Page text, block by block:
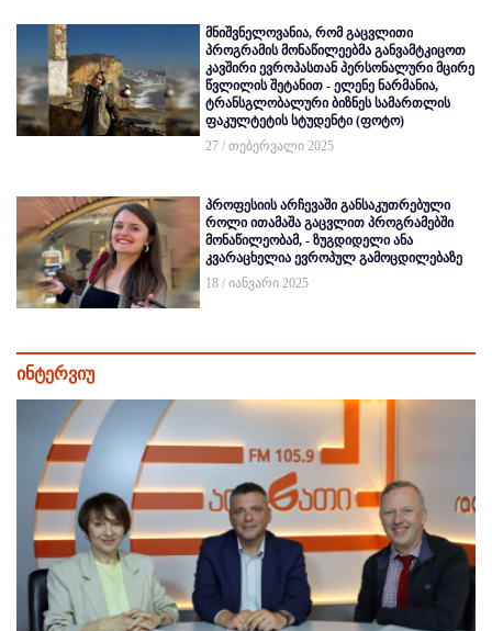
მნიშვნელოვანია, რომ გაცვლითი
პროგრამის მონაწილეებმა განვამტკიცოთ
კავშირი ევროპასთან პერსონალური მცირე
წვლილის შეტანით - ელენე ნარმანია,
ტრანსგლობალური ბიზნეს სამართლის
ფაკულტეტის სტუდენტი (ფოტო)
27 / თებერვალი 2025
პროფესიის არჩევაში განსაკუთრებული
როლი ითამაშა გაცვლით პროგრამებში
მონაწილეობამ, - ზუგდიდელი ანა
კვარაცხელია ევროპულ გამოცდილებაზე
18 / იანვარი 2025
ინტერვიუ